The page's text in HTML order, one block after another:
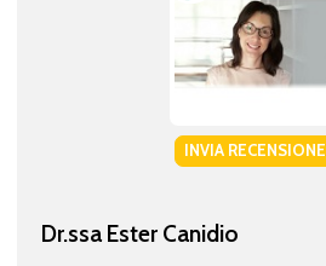
INVIA RECENSIONE
Dr.ssa Ester Canidio